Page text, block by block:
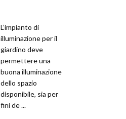
L’impianto di
illuminazione per il
giardino deve
permettere una
buona illuminazione
dello spazio
disponibile, sia per
fini de ...